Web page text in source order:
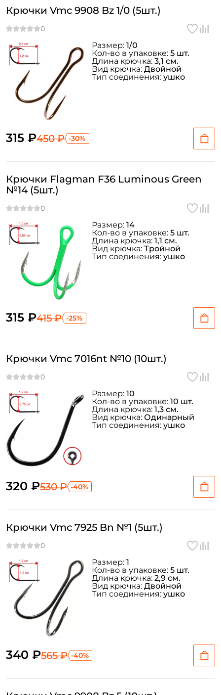
Крючки Vmc 9908 Bz 1/0 (5шт.)
315 ₽450 ₽ -30%
Размер: 1/0
Кол-во в упаковке: 5 шт.
Длина крючка: 3,1 см.
Вид крючка: Двойной
Тип соединения: ушко
Крючки Flagman F36 Luminous Green
№14 (5шт.)
315 ₽415 ₽ -25%
Размер: 14
Кол-во в упаковке: 5 шт.
Длина крючка: 1,1 см.
Вид крючка: Тройной
Тип соединения: ушко
Крючки Vmc 7016nt №10 (10шт.)
320 ₽530 ₽ -40%
Размер: 10
Кол-во в упаковке: 10 шт.
Длина крючка: 1,3 см.
Вид крючка: Одинарный
Тип соединения: ушко
Крючки Vmc 7925 Bn №1 (5шт.)
340 ₽565 ₽ -40%
Размер: 1
Кол-во в упаковке: 5 шт.
Длина крючка: 2,9 см.
Вид крючка: Двойной
Тип соединения: ушко